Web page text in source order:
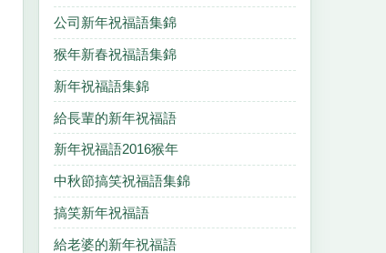
公司新年祝福語集錦
猴年新春祝福語集錦
新年祝福語集錦
給長輩的新年祝福語
新年祝福語2016猴年
中秋節搞笑祝福語集錦
搞笑新年祝福語
給老婆的新年祝福語